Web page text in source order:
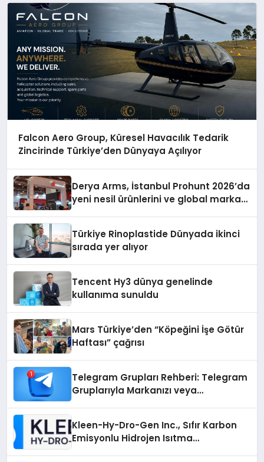
Falcon Aero Group, Küresel Havacılık Tedarik
Zincirinde Türkiye’den Dünyaya Açılıyor
Derya Arms, İstanbul Prohunt 2026’da
yeni nesil ürünlerini ve global marka
Türkiye Rinoplastide Dünyada ikinci
sırada yer alıyor
Tencent Hy3 dünya genelinde
kullanıma sunuldu
Mars Türkiye’den “Köpeğini İşe Götür
Haftası” çağrısı
Telegram Grupları Rehberi: Telegram
Gruplarıyla Markanızı veya
Kleen-Hy-Dro-Gen Inc., Sıfır Karbon
Emisyonlu Hidrojen Isıtma